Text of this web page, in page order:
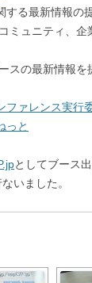
する最新情報の
ミュニティ、企
スの最新情報を
ファレンス実行
っと
としてブース
いました。